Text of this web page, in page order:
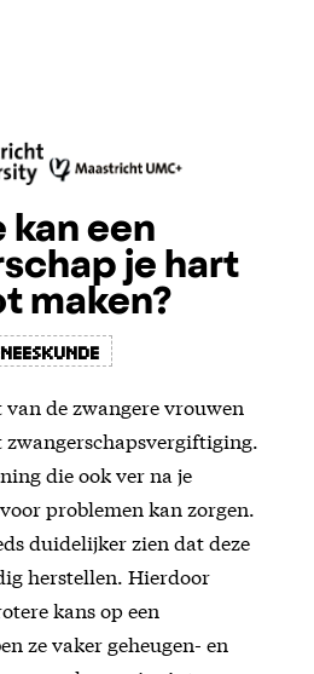
kan een
je hart
maken?
de zwangere vrouwen
die ook ver na je
problemen kan zorgen.
duidelijker zien dat deze
herstellen. Hierdoor
kans op een
ze vaker geheugen- en